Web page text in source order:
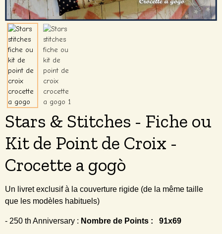
Stars & Stitches - Fiche ou
Kit de Point de Croix -
Crocette a gogò
Un livret exclusif à la couverture rigide (de la même taille
que les modèles habituels)
- 250 th Anniversary : Nombre de Points : 91x69